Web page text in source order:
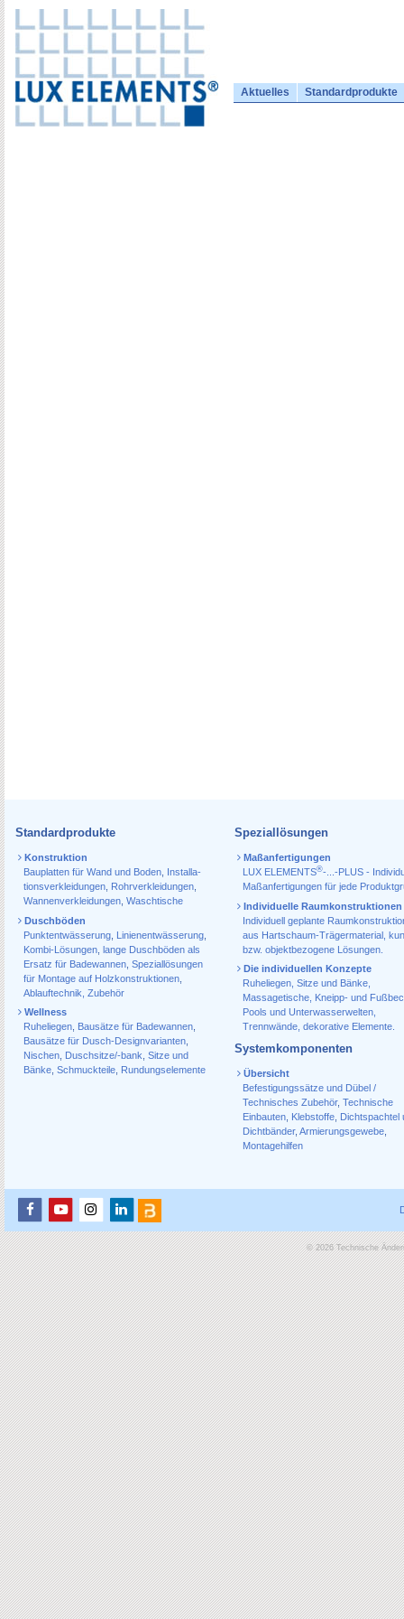
Aktuelles Standardprodukte
Standardprodukte
Konstruktion
Bauplatten für Wand und Boden Installa­
tions­verkleidungen Rohr­verkleidungen
Wannen­verkleidungen Waschtische
Duschböden
Punktentwässerung Linienentwässerung
Kombi-Lösungen lange Duschböden als
Ersatz für Badewannen Speziallösungen
für Montage auf Holzkonstruktionen
Ablauf­technik, Zubehör
Wellness
Ruheliegen
Bausätze für Badewannen
Bausätze für Dusch-Designvarianten
Nischen
Duschsitze/-bank Sitze und
Bänke Schmuckteile Rundungselemente
Speziallösungen
Maßanfertigungen
LUX ELEMENTS®-...-PLUS -
Maßanfertigungen für jede
Individuelle Raumkonstruktionen
Individuell geplante
aus Hartschaum-Trägermaterial,
bzw. objektbezogene Lösungen.
Die individuellen Konzepte
Ruheliegen, Sitze und Bänke,
Massagetische, Kneipp- und
Pools und Unterwasserwelten,
Trennwände, dekorative Elemente.
Systemkomponenten
Übersicht
Befestigungssätze und Dübel /
Technisches Zubehör, Technische
Einbauten, Klebstoffe,
Dichtspachtel
Dichtbänder, Armierungsgewebe,
Montagehilfen
© 2026 Technische